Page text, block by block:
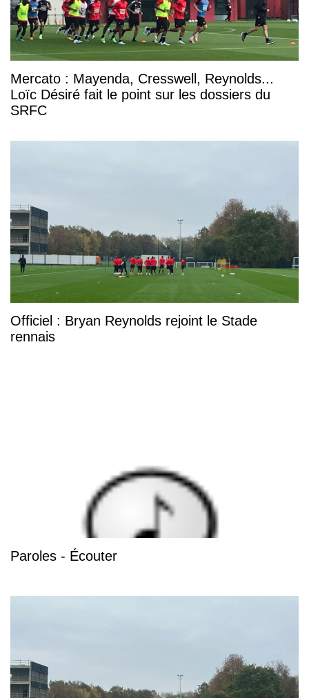
Mercato : Mayenda, Cresswell, Reynolds...
Loïc Désiré fait le point sur les dossiers du
SRFC
Officiel : Bryan Reynolds rejoint le Stade
rennais
Paroles - Écouter